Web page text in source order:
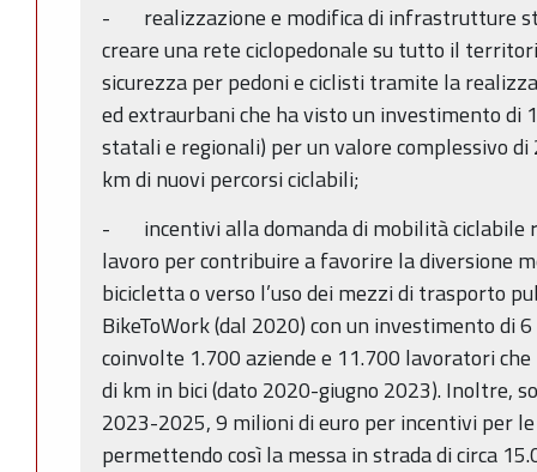
- realizzazione e modifica di infrastrutture
creare una rete ciclope­donale su tutto il
sicurezza per pedoni e ciclisti tramite la
ed extraurbani che ha visto un investimento di
statali e regionali) per un valore complessivo
km di nuovi percorsi ciclabili;
- incentivi alla domanda di mobilità ciclabile
lavoro per contribuire a favorire la diversione
bicicletta o verso l’uso dei mezzi di trasporto
BikeToWork (dal 2020) con un investimento di
coinvolte 1.700 aziende e 11.700 lavoratori
di km in bici (dato 2020-giugno 2023). Inoltre,
2023-2025, 9 milioni di euro per incentivi per
permettendo così la messa in strada di circa